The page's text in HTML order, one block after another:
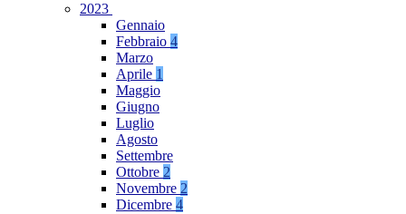
2023
Gennaio
Febbraio 4
Marzo
Aprile 1
Maggio
Giugno
Luglio
Agosto
Settembre
Ottobre 2
Novembre 2
Dicembre 4